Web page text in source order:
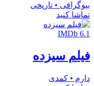
بیوگرافی • تاریخی
تماشا کنید
IMDb 6.1
فیلم سیزده
دارم • کمدی